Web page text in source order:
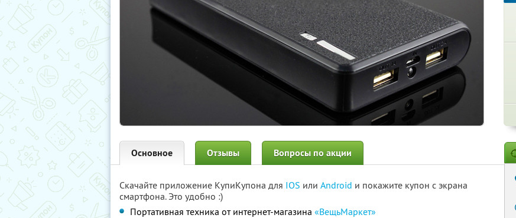
Основное Отзывы Вопросы по акции
Скачайте приложение КупиКупона для IOS или Android и покажите купон с экрана
смартфона. Это удобно :)
Портативная техника от интернет-магазина «ВещьМаркет»